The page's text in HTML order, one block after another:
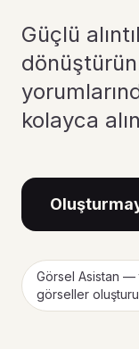
Güçlü
kolayca
Görsel Asistan —
görseller